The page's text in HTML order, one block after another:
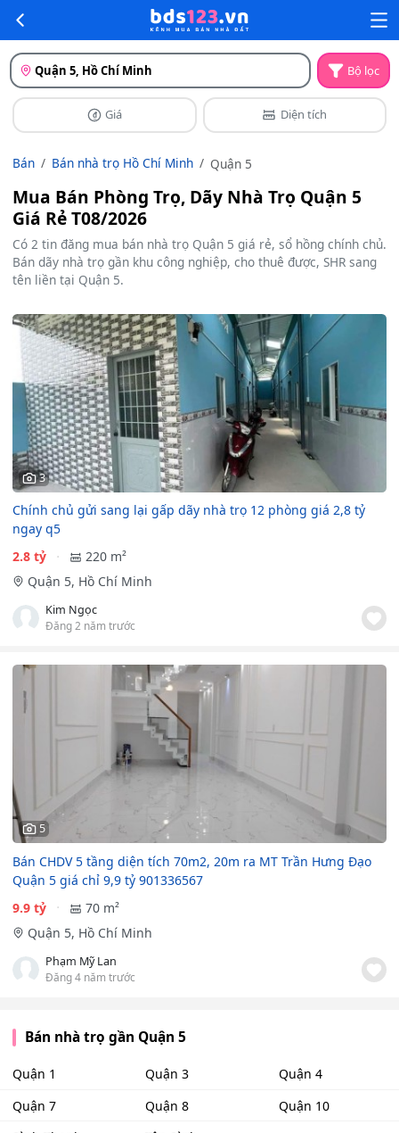
Quận 5, Hồ Chí Minh Bộ lọc
Giá Diện tích
Bán Bán nhà trọ Hồ Chí Minh Quận 5
Mua Bán Phòng Trọ, Dãy Nhà Trọ Quận 5
Giá Rẻ T08/2026
Có 2 tin đăng mua bán nhà trọ Quận 5 giá rẻ, sổ hồng chính chủ.
Bán dãy nhà trọ gần khu công nghiệp, cho thuê được, SHR sang
tên liền tại Quận 5.
3
Chính chủ gửi sang lại gấp dãy nhà trọ 12 phòng giá 2,8 tỷ
ngay q5
2.8 tỷ
220 m²
Quận 5, Hồ Chí Minh
Kim Ngọc
Đăng 2 năm trước
5
Bán CHDV 5 tầng diện tích 70m2, 20m ra MT Trần Hưng Đạo
Quận 5 giá chỉ 9,9 tỷ 901336567
9.9 tỷ
70 m²
Quận 5, Hồ Chí Minh
Phạm Mỹ Lan
Đăng 4 năm trước
Bán nhà trọ gần Quận 5
Quận 1 Quận 3
Quận 4
Quận 7
Quận 8
Quận 10